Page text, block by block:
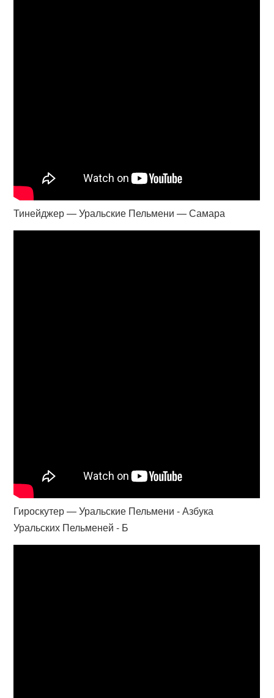
Тинейджер — Уральские Пельмени — Самара
Гироскутер — Уральские Пельмени - Азбука
Уральских Пельменей - Б